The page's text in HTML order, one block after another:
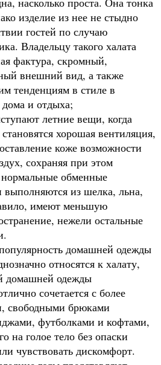
изделие из нее не стыдно
гостей по случаю
Владельцу такого халата
фактура, скромный,
внешний вид, а также
тенденциям в стиле в
и отдыха;
летние вещи, когда
хорошая вентиляция,
коже возможности
сохраняя при этом
обменные
из шелка, льна,
имеют меньшую
нежели остальные
домашней одежды
относятся к халату,
домашней одежды
сочетается с более
свободными брюками
футболками и кофтами,
на голое тело без опаски
чувствовать дискомфорт.